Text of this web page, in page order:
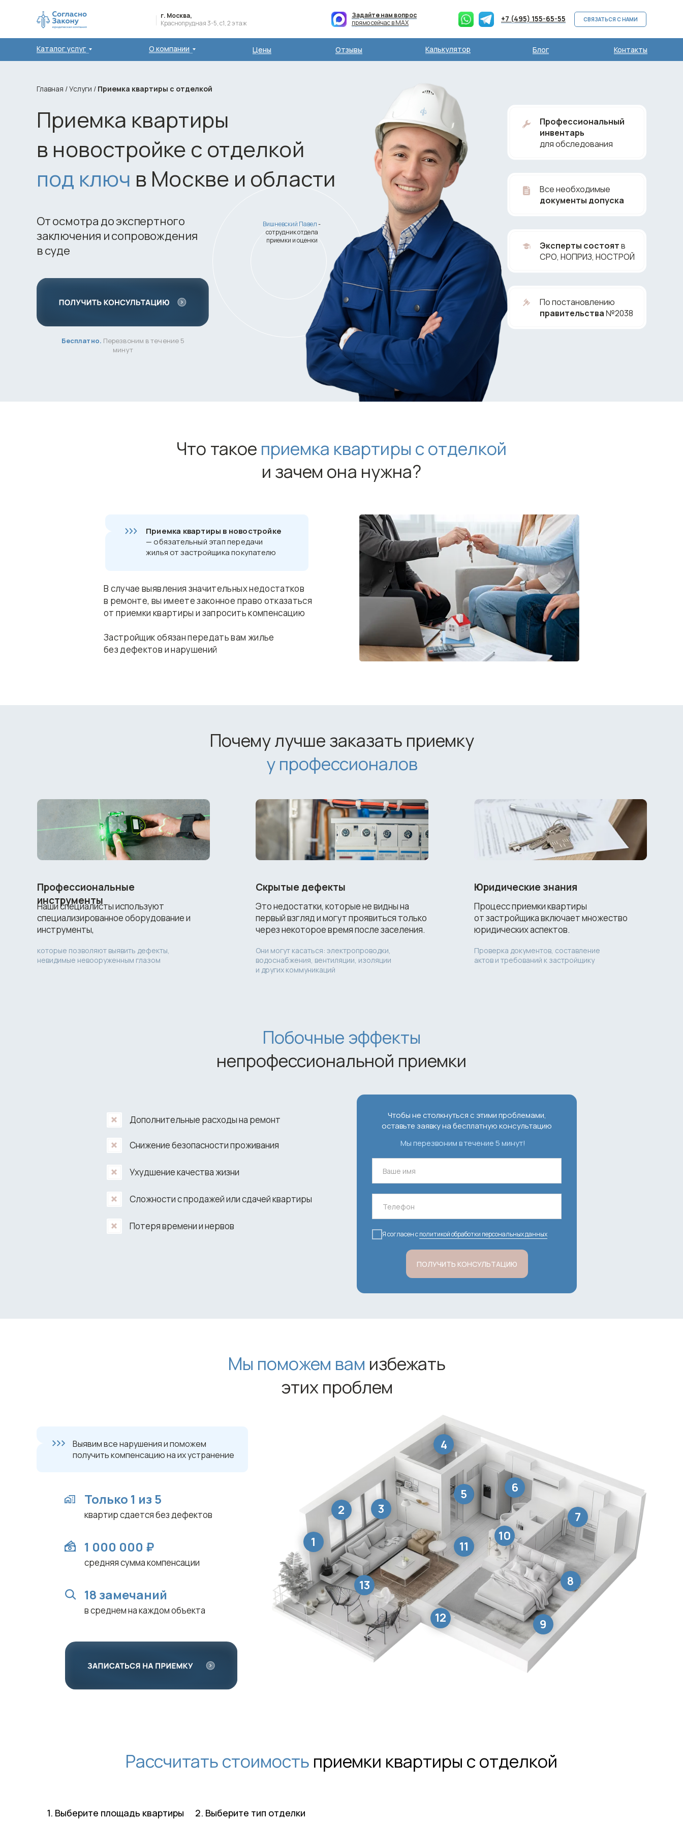
г. Москва,
Краснопрудная 3-5, с1, 2 этаж
Задайте нам вопрос
прямо сейчас в MAX
+7 (495) 155-65-55
Каталог услуг О компании Цены Отзывы Калькулятор Блог Контакты
СВЯЗАТЬСЯ С НАМИ
Приемка квартиры
в новостройке с отделкой
под ключ в Москве и области
Бесплатно. Перезвоним в течение 5
минут
Все необходимые
документы допуска
Эксперты состоятв
СРО, НОПРИЗ, НОСТРОЙ
По постановлению
правительства №2038
Профессиональный
инвентарь
для обследования
Вишневский Павел-
сотрудник отдела
приемки и оценки
Главная /Услуги / Приемка квартиры с отделкой
От осмотра до экспертного
заключения и сопровождения
в суде
Что такое приемка квартиры с отделкой
и зачем она нужна?
Приемка квартиры в новостройке
— обязательный этап передачи
жилья от застройщика покупателю
В случае выявления значительных недостатков
в ремонте, вы имеете законное право отказаться
от приемки квартиры и запросить компенсацию
Застройщик обязан передать вам жилье
без дефектов и нарушений
Почему лучше заказать приемку
у профессионалов
Профессиональные
инструменты
Скрытые дефекты Юридические знания
Наши специалисты используют
специализированное оборудование и
инструменты,
Это недостатки, которые не видны на
первый взгляд и могут проявиться только
через некоторое время после заселения.
Процесс приемки квартиры
от застройщика включает множество
юридических аспектов.
Они могут касаться: электропроводки,
водоснабжения, вентиляции, изоляции
и других коммуникаций
которые позволяют выявить дефекты,
невидимые невооруженным глазом
Проверка документов, составление
актов и требований к застройщику
Побочные эффекты
непрофессиональной приемки
Дополнительные расходы на ремонт
Снижение безопасности проживания
Ухудшение качества жизни
Сложности с продажей или сдачей квартиры
Потеря времени и нервов
Чтобы не столкнуться с этими проблемами,
оставьте заявку на бесплатную консультацию
Мы перезвоним в течение 5 минут!
Я согласен сполитикой обработки персональных данных
ПОЛУЧИТЬ КОНСУЛЬТАЦИЮ
Мы поможем вам избежать
этих проблем
Только 1 из 5
1 000 000 ₽
18 замечаний
квартир сдается без дефектов
средняя сумма компенсации
в среднем на каждом объекта
Выявим все нарушения и поможем
получить компенсацию на их устранение
1
2 3
4
5
6
7
8
9
10
11
12
13
Рассчитать стоимость приемки квартиры с отделкой
1. Выберите площадь квартиры 2. Выберите тип отделки